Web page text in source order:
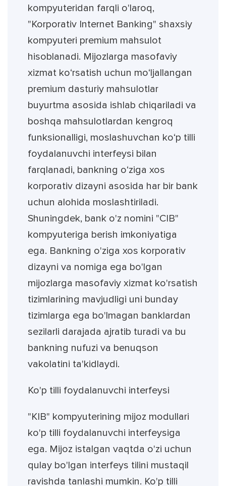
kompyuteridan farqli o'laroq,
"Korporativ Internet Banking" shaxsiy
kompyuteri premium mahsulot
hisoblanadi. Mijozlarga masofaviy
xizmat ko‘rsatish uchun mo‘ljallangan
premium dasturiy mahsulotlar
buyurtma asosida ishlab chiqariladi va
boshqa mahsulotlardan kengroq
funksionalligi, moslashuvchan ko‘p tilli
foydalanuvchi interfeysi bilan
farqlanadi, bankning o‘ziga xos
korporativ dizayni asosida har bir bank
uchun alohida moslashtiriladi.
Shuningdek, bank o'z nomini "CIB"
kompyuteriga berish imkoniyatiga
ega. Bankning o'ziga xos korporativ
dizayni va nomiga ega bo'lgan
mijozlarga masofaviy xizmat ko'rsatish
tizimlarining mavjudligi uni bunday
tizimlarga ega bo'lmagan banklardan
sezilarli darajada ajratib turadi va bu
bankning nufuzi va benuqson
vakolatini ta'kidlaydi.
Ko'p tilli foydalanuvchi interfeysi
"KIB" kompyuterining mijoz modullari
ko'p tilli foydalanuvchi interfeysiga
ega. Mijoz istalgan vaqtda o'zi uchun
qulay bo'lgan interfeys tilini mustaqil
ravishda tanlashi mumkin. Ko'p tilli